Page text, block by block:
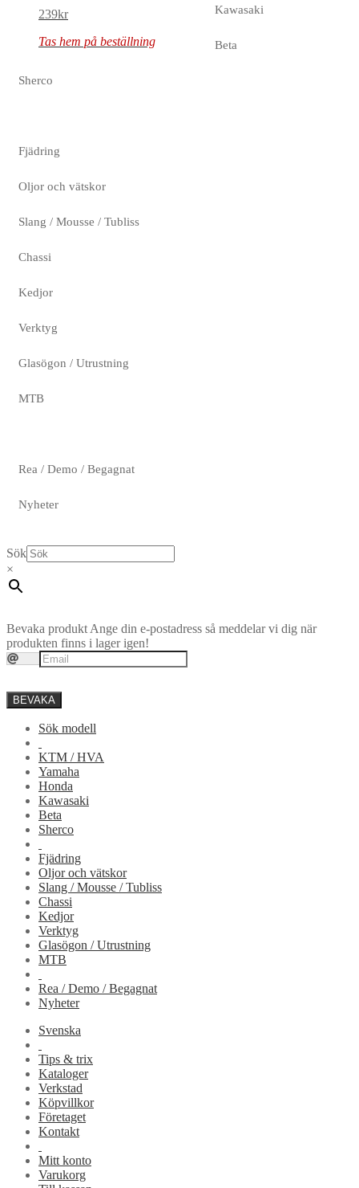
239kr
Tas hem på beställning
Kawasaki
Beta
Sherco
Fjädring
Oljor och vätskor
Slang / Mousse / Tubliss
Chassi
Kedjor
Verktyg
Glasögon / Utrustning
MTB
Rea / Demo / Begagnat
Nyheter
Sök
×
Bevaka produkt Ange din e-postadress så meddelar vi dig när
produkten finns i lager igen!
BEVAKA
Sök modell
KTM / HVA
Yamaha
Honda
Kawasaki
Beta
Sherco
Fjädring
Oljor och vätskor
Slang / Mousse / Tubliss
Chassi
Kedjor
Verktyg
Glasögon / Utrustning
MTB
Rea / Demo / Begagnat
Nyheter
Svenska
Tips & trix
Kataloger
Verkstad
Köpvillkor
Företaget
Kontakt
Mitt konto
Varukorg